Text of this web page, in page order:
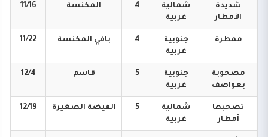
شديدة
الأمطار
شمالية
غربية
4 المكنسة 11/16
ممطرة
جنوبية
غربية
4 بافي المكنسة 11/22
مصحوبة
بعواصف
جنوبية
غربية
5 قاسم 12/4
تصحبها
أمطار
شمالية
غربية
5 الفيضة الصغيرة 12/19